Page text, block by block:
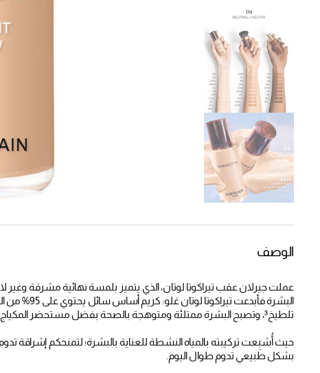
الوصف
عملت جيرلان عقب تيراكوتا لوتان، الذي يتميز بلمسة نهائية مشرقة وغير
تلطيخ³، وتصبح البشرة ممتلئة ومتوهجة بالصحة بفضل مستحضر المكياج الأساسي هذا الذي يمنحكم بشرة نضرة ومشرقة،
بشكل طبيعي تدوم طوال اليوم.